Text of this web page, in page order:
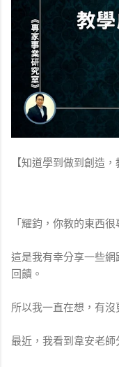
【知道學到做到創造
「耀鈞，你教的東西
這是我有幸分享一些
回饋。
所以我一直在想，有沒
最近，我看到韋安老師